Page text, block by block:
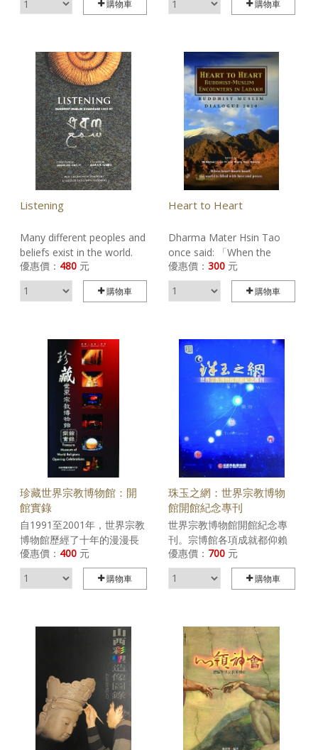
的發展等之間的關係，做系
況與變化進行探討，其在基
礎上提出的思考與展望，會
是當代宗教社會學的重要指
標。
購物車
的研究狀況。試圖從當代人
過一些問題、材料和觀點的
重新整合，側重就當代研究
狀況來闡發《宗教文化學導
論》一書所主張的學術意
識。
購物車
Listening
Many different peoples and
beliefs exist in the world.
They are formed by
various natural settings，
cultural styles， and
constituting part to the
wonderful world. If people
could love and help each
other， it would make
human world a paradise.
優惠價： 480 元
購物車
Heart to Heart
Dharma Mater Hsin Tao
once said: 「When the
mind is at peace， the
whole world is at peace.」
Hopefully， these words
will pervade the entire
world.
優惠價： 300元
購物車
珍藏世界宗教博物館：開
館實錄
自1991至2001年，世界宗教
博物館歷經了十年的漫漫長
路終於落成，這份艱困無比
的籌建工作，端賴各界的支
持與推動使能圓滿，世界宗
盼。本書收錄了社會各界對
宗博館開館的祝賀和期許，
以及開館紀實，期能將「愛
與和平、地球一家」的理念
分享與眾。而「尊重、包
容、博愛」是宗博館長期宣
揚的理念，在眾生的祝福
下，相信這份願力會繼續傳
優惠價： 400 元
購物車
珠玉之網：世界宗教博物
館開館紀念專刊
世界宗教博物館開館紀念專
刊。宗博館各項成就都仰賴
不同領域的支持者共同推
動，一切表現，猶如《華嚴
經》裡「珠玉之網」的意
重重無盡，千光萬色，不可
名狀，空間有限，但意境無
窮。箇中滋味值得讀者細細
品嚐。
優惠價： 700元
購物車